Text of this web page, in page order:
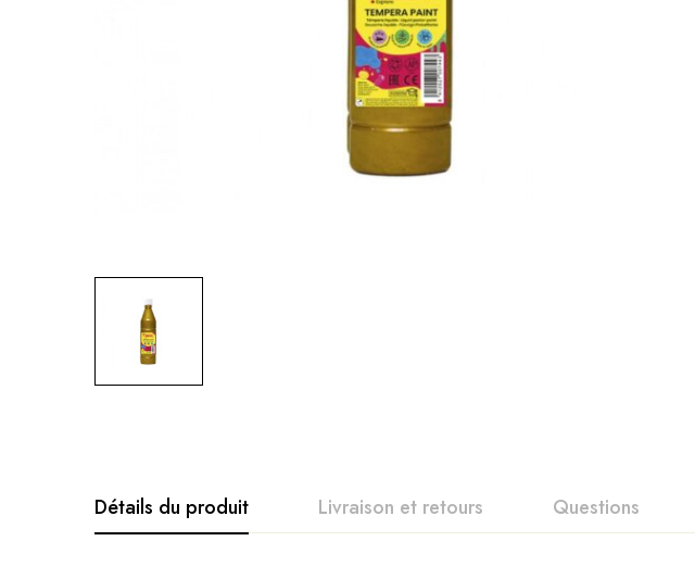
Détails du produit Livraison et retours Questions